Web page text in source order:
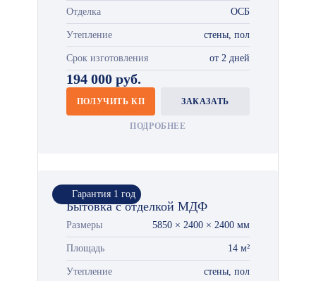
Отделка ОСБ
Утепление стены, пол
Срок изготовления от 2 дней
194 000 руб.
ПОЛУЧИТЬ КП ЗАКАЗАТЬ
ПОДРОБНЕЕ
Гарантия 1 год
Бытовка с отделкой МДФ
Размеры 5850 × 2400 × 2400 мм
Площадь 14 м²
Утепление стены, пол